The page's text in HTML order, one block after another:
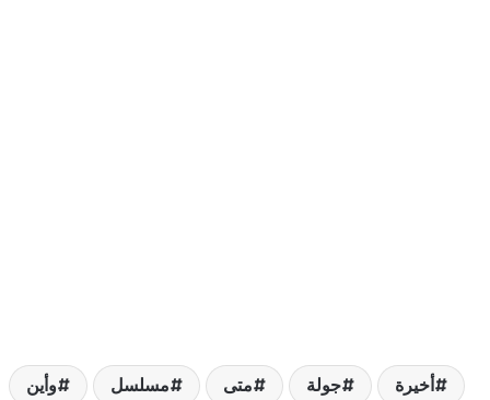
جولة متى مسلسل وأين